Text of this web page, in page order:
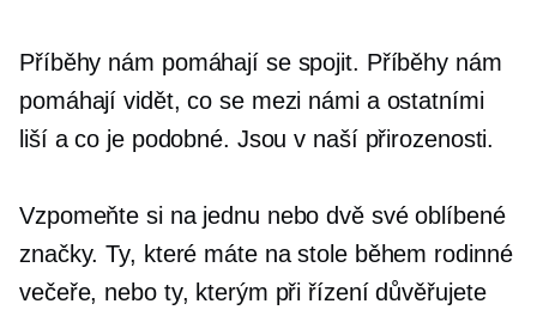
Příběhy nám pomáhají se spojit. Příběhy nám
pomáhají vidět, co se mezi námi a ostatními
liší a co je podobné. Jsou v naší přirozenosti.
Vzpomeňte si na jednu nebo dvě své oblíbené
značky. Ty, které máte na stole během rodinné
večeře, nebo ty, kterým při řízení důvěřujete